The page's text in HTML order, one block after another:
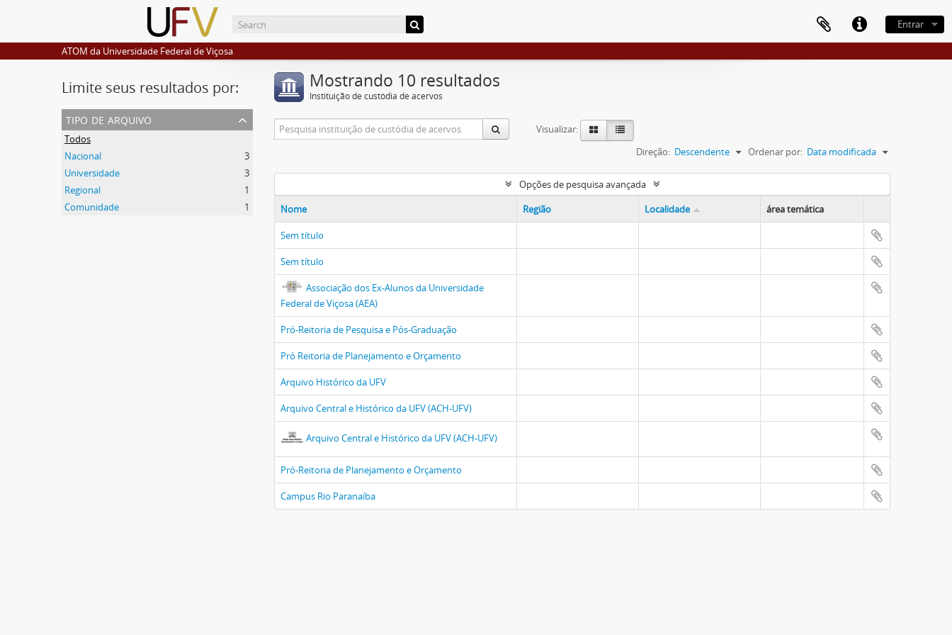
Entrar
ATOM da Universidade Federal de Viçosa
Limite seus resultados por:
tipo de arquivo
Todos
Nacional
3
Universidade
3
Regional
1
Comunidade
1
Mostrando 10 resultados
Instituição de custódia de acervos
Visualizar:
Ordenar por: Data modificada
Direção: Descendente
Opções de pesquisa avançada
Nome
Região Localidade área temática
Sem título
Sem título
Associação dos Ex-Alunos da Universidade
Federal de Viçosa (AEA)
Pró-Reitoria de Pesquisa e Pós-Graduação
Pró Reitoria de Planejamento e Orçamento
Arquivo Histórico da UFV
Arquivo Central e Histórico da UFV (ACH-UFV)
Arquivo Central e Histórico da UFV (ACH-UFV)
Pró-Reitoria de Planejamento e Orçamento
Campus Rio Paranaíba